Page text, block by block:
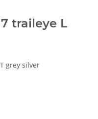
traileye L
grey silver